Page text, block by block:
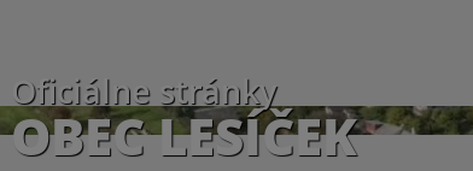
Oficiálne stránky
OBEC LESÍČEK